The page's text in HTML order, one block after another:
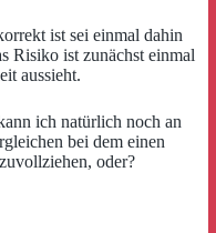
ist sei einmal dahin
Risiko ist zunächst einmal
aussieht.
ich natürlich noch an
bei dem einen
oder?